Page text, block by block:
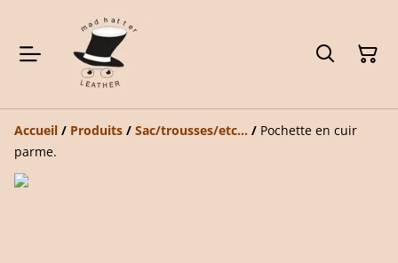
Accueil / Produits / Sac/trousses/etc... / Pochette en cuir
parme.